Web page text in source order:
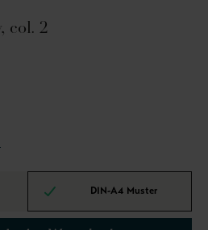
col. 2
DIN-A4 Muster